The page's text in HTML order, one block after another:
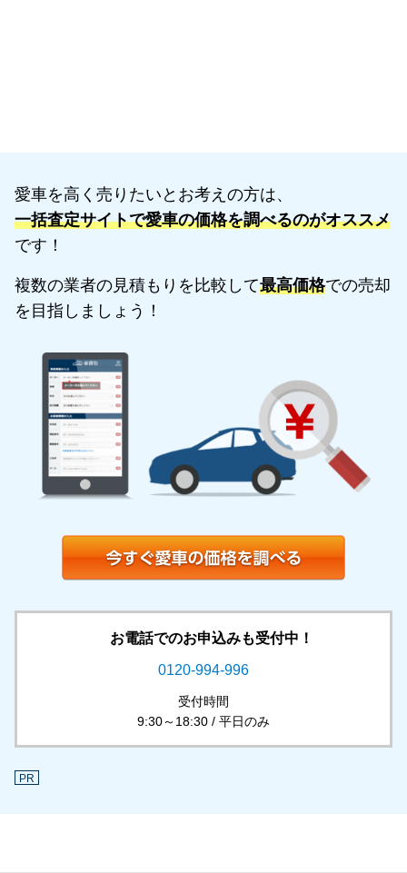
愛車を高く売りたいとお考えの方は、
一括査定サイトで愛車の価格を調べるのがオススメ
です！
複数の業者の見積もりを比較して最高価格での売却
を目指しましょう！
お電話でのお申込みも受付中！
0120-994-996
受付時間
9:30～18:30 / 平日のみ
PR